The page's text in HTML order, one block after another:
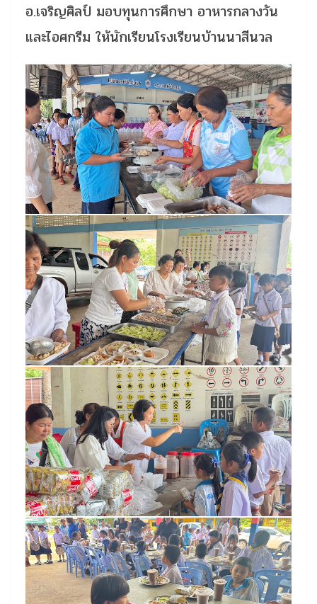
อ.เจริญศิลป์ มอบทุนการศึกษา อาหารกลางวัน
และไอศกรีม ให้นักเรียนโรงเรียนบ้านนาสีนวล